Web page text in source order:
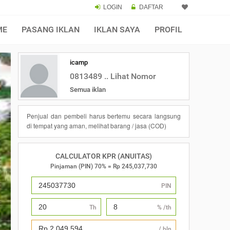
LOGIN DAFTAR
PASANG IKLAN IKLAN SAYA PROFIL
icamp
0813489 .. Lihat Nomor
Semua iklan
Penjual dan pembeli harus bertemu secara langsung
di tempat yang aman, melihat barang / jasa (COD)
CALCULATOR KPR (ANUITAS)
Pinjaman (PIN) 70% = Rp 245,037,730
PIN
Th % /th